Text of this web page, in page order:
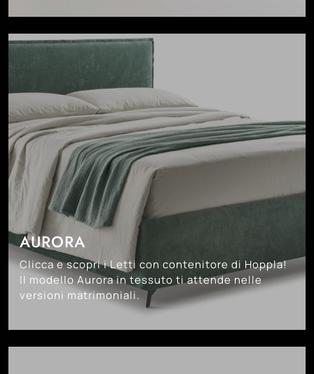
AURORA
Clicca e scopri i Letti con contenitore di Hoppla!
Il modello Aurora in tessuto ti attende nelle
versioni matrimoniali.